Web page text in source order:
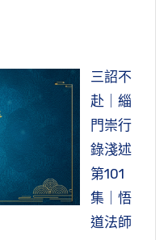
三詔不
赴｜緇
門崇行
錄淺述
第101
集｜悟
道法師